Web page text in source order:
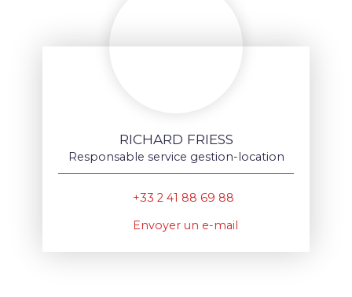
RICHARD FRIESS
Responsable service gestion-location
+33 2 41 88 69 88
Envoyer un e-mail